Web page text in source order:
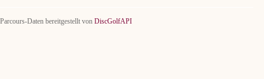
Parcours-Daten bereitgestellt von DiscGolfAPI